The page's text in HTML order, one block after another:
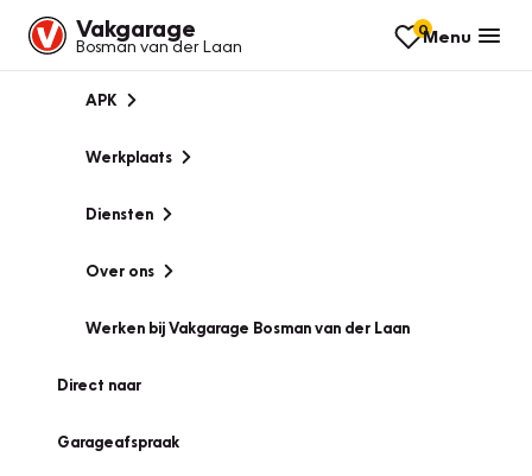
Vakgarage
Bosman van der Laan
0Menu
APK
Werkplaats
Diensten
Over ons
Werken bij Vakgarage Bosman van der Laan
Direct naar
Garageafspraak